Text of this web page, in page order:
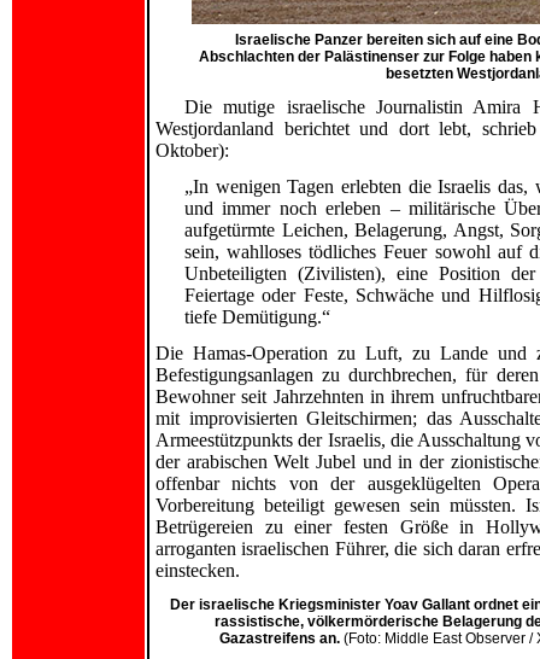
Israelische Panzer bereiten sich auf eine
Abschlachten der Palästinenser zur Folge haben
besetzten
Die mutige israelische Journalistin Amira
Westjordanland berichtet und dort lebt,
Oktober):
„In wenigen Tagen erlebten die Israelis das,
und immer noch erleben – militärische
aufgetürmte Leichen, Belagerung, Angst,
sein, wahlloses tödliches Feuer sowohl auf
Unbeteiligten (Zivilisten), eine Position
Feiertage oder Feste, Schwäche und
tiefe Demütigung.“
Die Hamas-Operation zu Luft, zu Lande und
Befestigungsanlagen zu durchbrechen, für
Bewohner seit Jahrzehnten in ihrem
mit improvisierten Gleitschirmen; das
Armeestützpunkts der Israelis, die Ausschaltung
der arabischen Welt Jubel und in der
offenbar nichts von der ausgeklügelten
Vorbereitung beteiligt gewesen sein müssten.
Betrügereien zu einer festen Größe in
arroganten israelischen Führer, die sich daran
einstecken.
Der israelische Kriegsminister Yoav Gallant ordnet
rassistische, völkermörderische Belagerung
Gazastreifens an. (Foto: Middle East Observer /